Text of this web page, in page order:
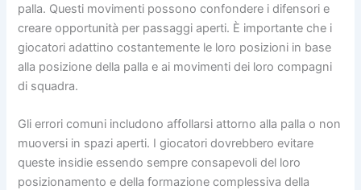
palla. Questi movimenti possono confondere i difensori e
creare opportunità per passaggi aperti. È importante che i
giocatori adattino costantemente le loro posizioni in base
alla posizione della palla e ai movimenti dei loro compagni
di squadra.
Gli errori comuni includono affollarsi attorno alla palla o non
muoversi in spazi aperti. I giocatori dovrebbero evitare
queste insidie essendo sempre consapevoli del loro
posizionamento e della formazione complessiva della